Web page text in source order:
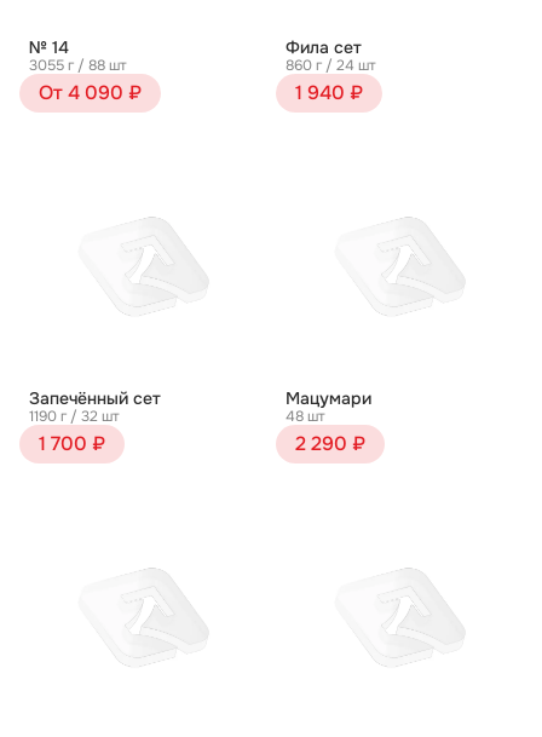
№ 14
3055 г / 88 шт
От 4 090 ₽
Фила сет
860 г / 24 шт
1 940 ₽
Запечённый сет
1190 г / 32 шт
1 700 ₽
Мацумари
48 шт
2 290 ₽